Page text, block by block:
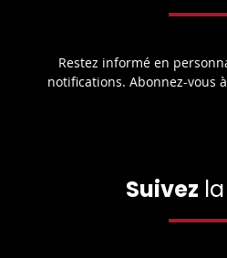
Restez informé en
notifications. Abonnez-vous
Suivez